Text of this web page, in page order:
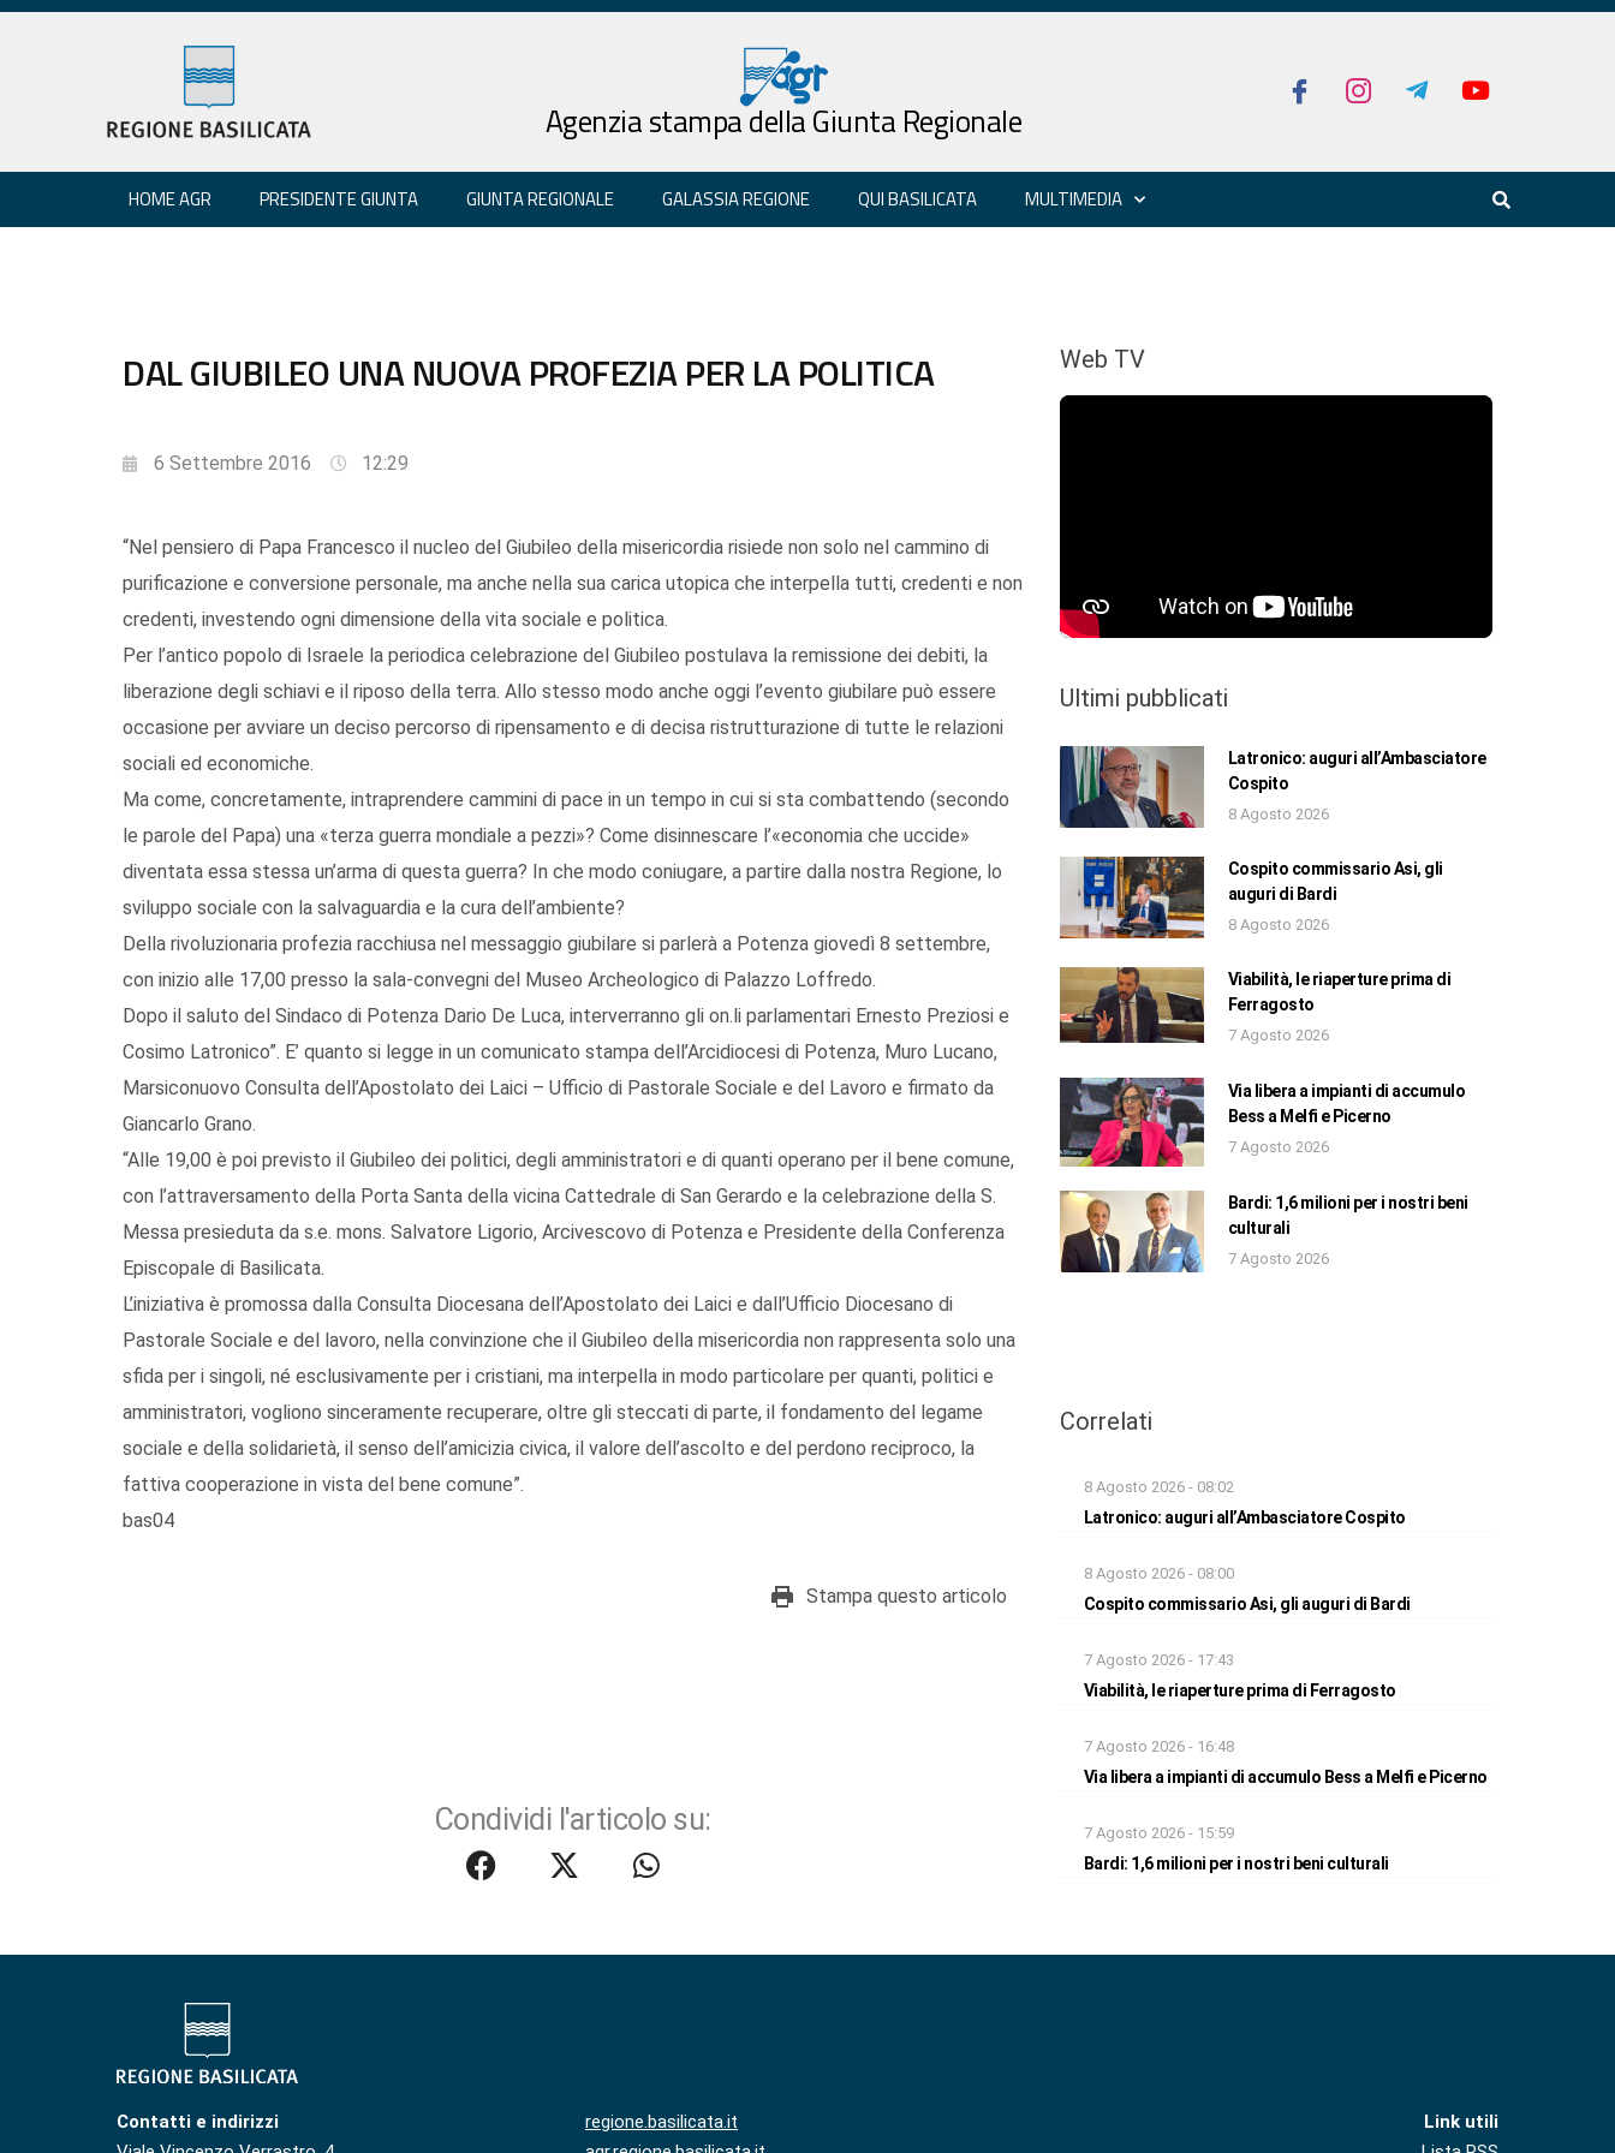
Agenzia stampa della Giunta Regionale
HOME AGR PRESIDENTE GIUNTA GIUNTA REGIONALE GALASSIA REGIONE QUI BASILICATA MULTIMEDIA
DAL GIUBILEO UNA NUOVA PROFEZIA PER LA POLITICA
6 Settembre 2016 12:29
“Nel pensiero di Papa Francesco il nucleo del Giubileo della misericordia risiede non solo nel cammino di
purificazione e conversione personale, ma anche nella sua carica utopica che interpella tutti, credenti e non
credenti, investendo ogni dimensione della vita sociale e politica.
Per l’antico popolo di Israele la periodica celebrazione del Giubileo postulava la remissione dei debiti, la
liberazione degli schiavi e il riposo della terra. Allo stesso modo anche oggi l’evento giubilare può essere
occasione per avviare un deciso percorso di ripensamento e di decisa ristrutturazione di tutte le relazioni
sociali ed economiche.
Ma come, concretamente, intraprendere cammini di pace in un tempo in cui si sta combattendo (secondo
le parole del Papa) una «terza guerra mondiale a pezzi»? Come disinnescare l’«economia che uccide»
diventata essa stessa un’arma di questa guerra? In che modo coniugare, a partire dalla nostra Regione, lo
sviluppo sociale con la salvaguardia e la cura dell’ambiente?
Della rivoluzionaria profezia racchiusa nel messaggio giubilare si parlerà a Potenza giovedì 8 settembre,
con inizio alle 17,00 presso la sala-convegni del Museo Archeologico di Palazzo Loffredo.
Dopo il saluto del Sindaco di Potenza Dario De Luca, interverranno gli on.li parlamentari Ernesto Preziosi e
Cosimo Latronico”. E’ quanto si legge in un comunicato stampa dell’Arcidiocesi di Potenza, Muro Lucano,
Marsiconuovo Consulta dell’Apostolato dei Laici – Ufficio di Pastorale Sociale e del Lavoro e firmato da
Giancarlo Grano.
“Alle 19,00 è poi previsto il Giubileo dei politici, degli amministratori e di quanti operano per il bene comune,
con l’attraversamento della Porta Santa della vicina Cattedrale di San Gerardo e la celebrazione della S.
Messa presieduta da s.e. mons. Salvatore Ligorio, Arcivescovo di Potenza e Presidente della Conferenza
Episcopale di Basilicata.
L’iniziativa è promossa dalla Consulta Diocesana dell’Apostolato dei Laici e dall’Ufficio Diocesano di
Pastorale Sociale e del lavoro, nella convinzione che il Giubileo della misericordia non rappresenta solo una
sfida per i singoli, né esclusivamente per i cristiani, ma interpella in modo particolare per quanti, politici e
amministratori, vogliono sinceramente recuperare, oltre gli steccati di parte, il fondamento del legame
sociale e della solidarietà, il senso dell’amicizia civica, il valore dell’ascolto e del perdono reciproco, la
fattiva cooperazione in vista del bene comune”.
bas04
Stampa questo articolo
Condividi l'articolo su:
Web TV
Ultimi pubblicati
Latronico: auguri all’Ambasciatore
Cospito
8 Agosto 2026
Cospito commissario Asi, gli
auguri di Bardi
8 Agosto 2026
Viabilità, le riaperture prima di
Ferragosto
7 Agosto 2026
Via libera a impianti di accumulo
Bess a Melfi e Picerno
7 Agosto 2026
Bardi: 1,6 milioni per i nostri beni
culturali
7 Agosto 2026
Correlati
8 Agosto 2026 - 08:02
Latronico: auguri all’Ambasciatore Cospito
8 Agosto 2026 - 08:00
Cospito commissario Asi, gli auguri di Bardi
7 Agosto 2026 - 17:43
Viabilità, le riaperture prima di Ferragosto
7 Agosto 2026 - 16:48
Via libera a impianti di accumulo Bess a Melfi e Picerno
7 Agosto 2026 - 15:59
Bardi: 1,6 milioni per i nostri beni culturali
Contatti e indirizzi
regione.basilicata.it
Link utili